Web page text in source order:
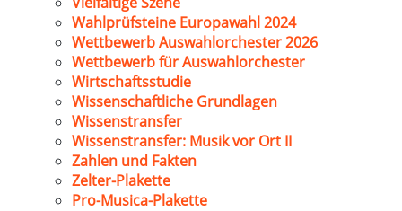
Wahlprüfsteine Europawahl 2024
Wettbewerb Auswahlorchester 2026
Wettbewerb für Auswahlorchester
Wirtschaftsstudie
Wissenschaftliche Grundlagen
Wissenstransfer
Wissenstransfer: Musik vor Ort II
Zahlen und Fakten
Zelter-Plakette
Pro-Musica-Plakette